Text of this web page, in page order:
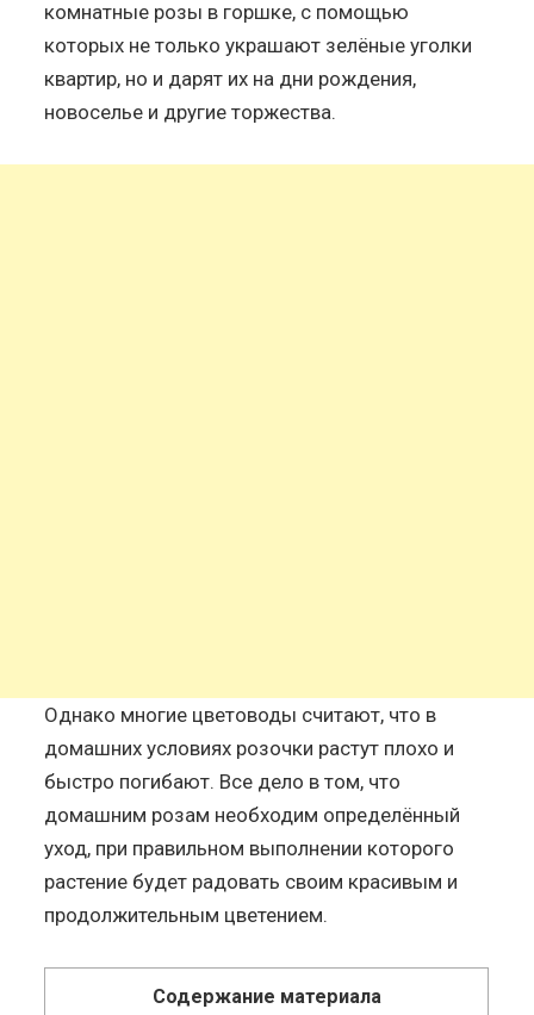
комнатные розы в горшке, с помощью
которых не только украшают зелёные уголки
квартир, но и дарят их на дни рождения,
новоселье и другие торжества.
Однако многие цветоводы считают, что в
домашних условиях розочки растут плохо и
быстро погибают. Все дело в том, что
домашним розам необходим определённый
уход, при правильном выполнении которого
растение будет радовать своим красивым и
продолжительным цветением.
Содержание материала